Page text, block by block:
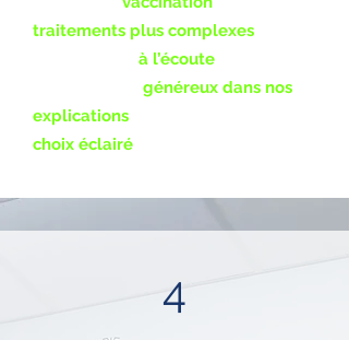
traitements plus complexes
à l’écoute
généreux dans nos
explications
choix éclairé
4